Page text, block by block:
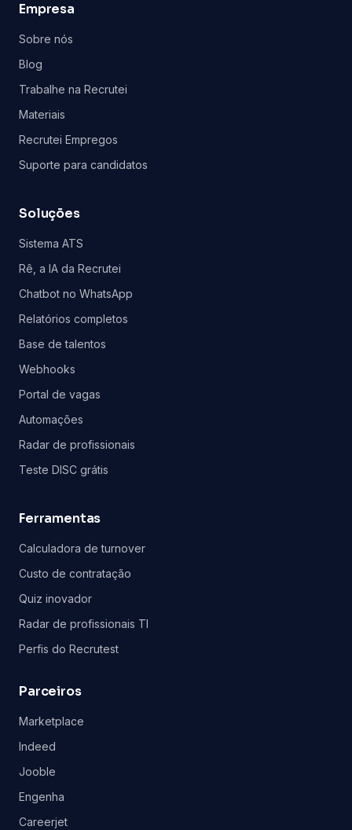
Empresa
Sobre nós
Blog
Trabalhe na Recrutei
Materiais
Recrutei Empregos
Suporte para candidatos
Soluções
Sistema ATS
Rê, a IA da Recrutei
Chatbot no WhatsApp
Relatórios completos
Base de talentos
Webhooks
Portal de vagas
Automações
Radar de profissionais
Teste DISC grátis
Ferramentas
Calculadora de turnover
Custo de contratação
Quiz inovador
Radar de profissionais TI
Perfis do Recrutest
Parceiros
Marketplace
Indeed
Jooble
Engenha
Careerjet